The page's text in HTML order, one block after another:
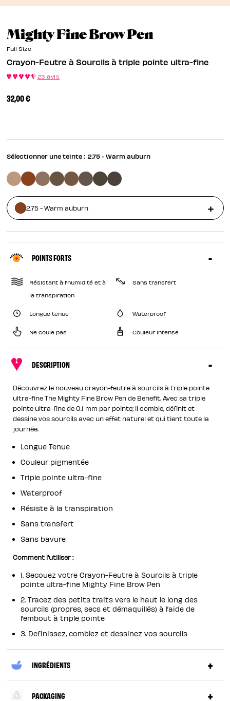
Mighty Fine Brow PenCrayon-
Full Size
Crayon-Feutre à Sourcils à triple pointe ultra-fine
23 avis
32,00 €
Sélectionner une teinte : 2.75 - Warm auburn
2.75 - Warm auburn
POINTS FORTS
Résistant à l’humidité et à
la transpiration
Sans transfert
Longue tenue Waterproof
Ne coule pas Couleur intense
DESCRIPTION
Découvrez le nouveau crayon-feutre à sourcils à triple pointe
ultra-fine The Mighty Fine Brow Pen de Benefit. Avec sa triple
pointe ultra-fine de 0.1 mm par pointe; il comble, définit et
dessine vos sourcils avec un effet naturel et qui tient toute la
journée.
Longue Tenue
Couleur pigmentée
Triple pointe ultra-fine
Waterproof
Résiste à la transpiration
Sans transfert
Sans bavure
Comment l'utiliser :
1. Secouez votre Crayon-Feutre à Sourcils à triple
pointe ultra-fine Mighty Fine Brow Pen
2. Tracez des petits traits vers le haut le long des
sourcils (propres, secs et démaquillés) à l’aide de
l’embout à triple pointe
3. Definissez, comblez et dessinez vos sourcils
INGRÉDIENTS
PACKAGING